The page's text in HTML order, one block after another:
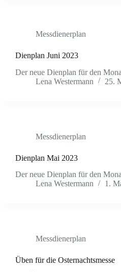
Messdienerplan
Dienplan Juni 2023
Der neue Dienplan für den
Lena Westermann
25.
Messdienerplan
Dienplan Mai 2023
Der neue Dienplan für den
Lena Westermann
1.
Messdienerplan
Üben für die Osternachtsmesse